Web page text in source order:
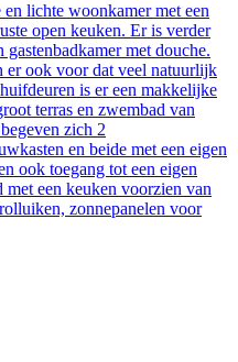
lichte woonkamer met een
open keuken. Er is verder
gastenbadkamer met douche.
er ook voor dat veel natuurlijk
is er een makkelijke
terras en zwembad van
zich 2
en beide met een eigen
ook toegang tot een eigen
een keuken voorzien van
zonnepanelen voor